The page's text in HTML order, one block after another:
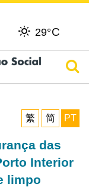
29°C
繁
简 PT
das
Interior
limpo